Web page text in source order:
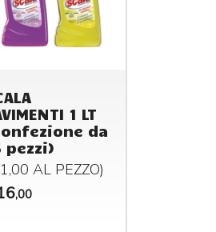
1 LT
da
pezzi)
AL PEZZO)
,00